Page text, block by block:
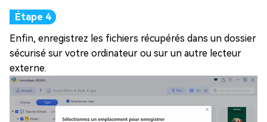
Enfin, enregistrez les fichiers récupérés dans un dossier
sécurisé sur votre ordinateur ou sur un autre lecteur
externe.